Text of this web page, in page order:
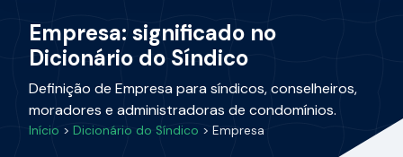
Empresa: significado no
Dicionário do Síndico
Definição de Empresa para síndicos, conselheiros,
moradores e administradoras de condomínios.
Início > Dicionário do Síndico > Empresa